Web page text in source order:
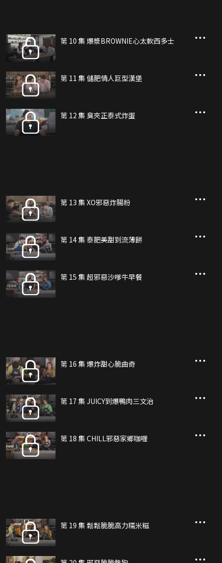
第 10 集 爆漿BROWNIE心太軟西多士
第 11 集 儲肥情人巨型漢堡
第 12 集 臭夾正泰式炸蛋
第 13 集 XO邪惡炸腸粉
第 14 集 泰肥美甜到流薄餅
第 15 集 超邪惡沙嗲牛早餐
第 16 集 爆炸甜心脆曲奇
第 17 集 JUICY到爆鴨肉三文治
第 18 集 CHILL邪惡家鄉咖喱
第 19 集 鬆鬆脆脆高力糯米糍